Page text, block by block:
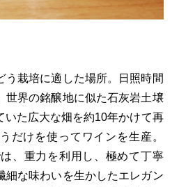
第3回 尾道市/福山市/笠岡市/府中市
ふるさとあっ晴れ認定とは デジタルカタログ
う栽培に適した場所。日照時間
世界の銘醸地に似た石灰岩土壌
いた広大な畑を約10年かけて再
だけを使ってワインを生産。
、重力を利用し、極めて丁寧
細な味わいを生かしたエレガン